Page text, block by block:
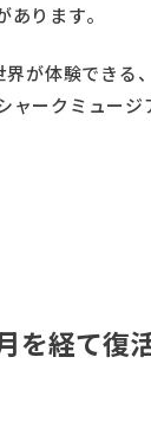
ります。
が体験できる
ークミュー
を経て復